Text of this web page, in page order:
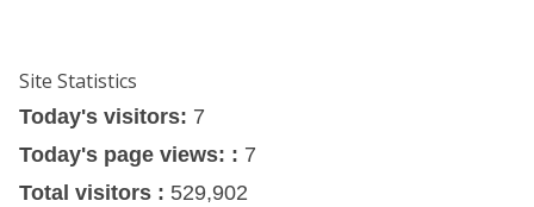
Site Statistics
Today's visitors: 7
Today's page views: : 7
Total visitors : 529,902